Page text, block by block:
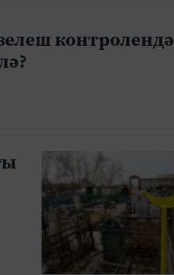
контролендә